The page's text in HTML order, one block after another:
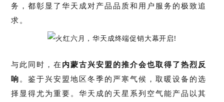
务，都彰显了华天成对产品品质和用户服务的极致追
求。
与此同时，在 内蒙古兴安盟的推介会也取得了热烈反
响。鉴于兴安盟地区冬季的严寒气候，取暖设备的选
择显得尤为重要。华天成的天星系列空气能产品以其